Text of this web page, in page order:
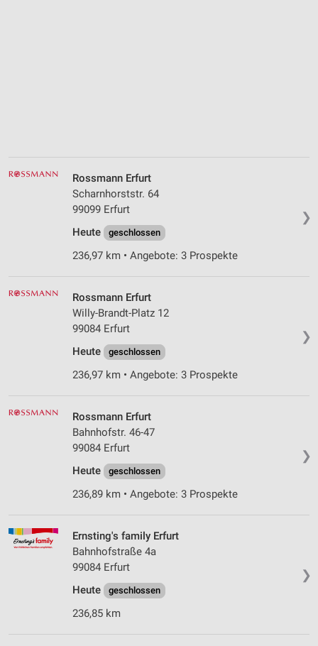
❯
Rossmann Erfurt
Scharnhorststr. 64
99099 Erfurt
Heute
geschlossen
236,97 km • Angebote: 3 Prospekte
❯
Rossmann Erfurt
Willy-Brandt-Platz 12
99084 Erfurt
Heute
geschlossen
236,97 km • Angebote: 3 Prospekte
❯
Rossmann Erfurt
Bahnhofstr. 46-47
99084 Erfurt
Heute
geschlossen
236,89 km • Angebote: 3 Prospekte
❯
Ernsting's family Erfurt
Bahnhofstraße 4a
99084 Erfurt
Heute
geschlossen
236,85 km